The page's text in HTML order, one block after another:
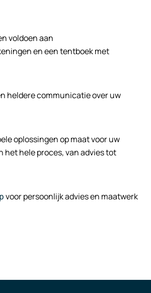
voldoen aan
en een tentboek met
heldere communicatie over uw
oplossingen op maat voor uw
het hele proces, van advies tot
voor persoonlijk advies en maatwerk